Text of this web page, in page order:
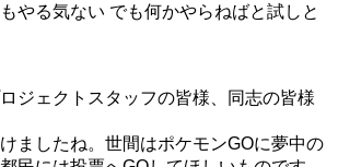
ない でも何かやらねばと試しと
ジェクトスタッフの皆様、同志の皆様
ましたね。世間はポケモンGOに夢中の